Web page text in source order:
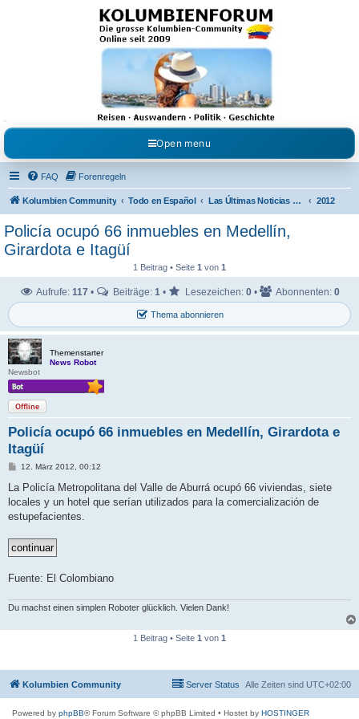
Kolumbienforum - Das
grosse Forum der
Freunde Kolumbiens
Reisen, Auswandern, Kultur, Politik, Geschichte und Visum in Kolumbien und Venezuela.
Austausch, Erfahrungen und Gemeinschaft im Kolumbienforum
Open menu
FAQ Forenregeln
Kolumbien Community Todo en Español Las Últimas Noticias en Español 2012
Policía ocupó 66 inmuebles en Medellín,
Girardota e Itagüí
1 Beitrag • Seite 1 von 1
Thema abonnieren
Aufrufe: 117 • Beiträge: 1 • Lesezeichen: 0• Abonnenten: 0
Themenstarter
News Robot
Newsbot
Offline
Policía ocupó 66 inmuebles en Medellín, Girardota e
Itagüí
B
i
r
a
12. März 2012, 00:12
La Policía Metropolitana del Valle de Aburrá ocupó 66 viviendas, siete
locales y un hotel que serían utilizados para la comercialización de
estupefacientes.
Fuente: El Colombiano
Du machst einen simplen Roboter glücklich. Vielen Dank!
1 Beitrag • Seite 1 von 1
Kolumbien Community Alle Zeiten sind UTC+02:00
Server Status
Powered by phpBB® Forum Software © phpBB Limited • Hostet by HOSTINGER